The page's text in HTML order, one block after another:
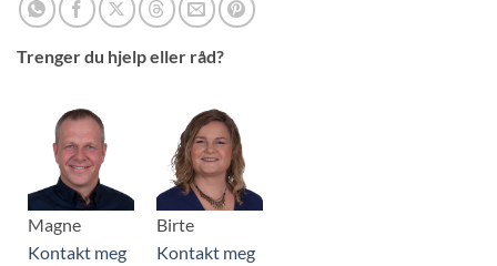
Trenger du hjelp eller råd?
Magne
Kontakt meg
Birte
Kontakt meg